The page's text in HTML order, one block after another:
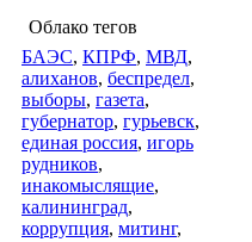
Облако тегов
БАЭС, КПРФ, МВД,
алиханов, беспредел,
выборы, газета,
губернатор, гурьевск,
единая россия, игорь
рудников,
инакомыслящие,
калининград,
коррупция, митинг,